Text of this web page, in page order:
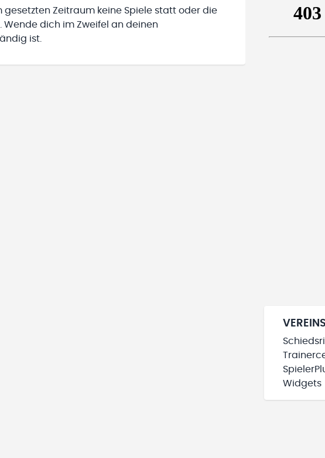
gesetzten Zeitraum keine Spiele statt oder die
dich im Zweifel an deinen
ist.
Widgets